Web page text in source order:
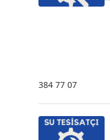
384 77 07